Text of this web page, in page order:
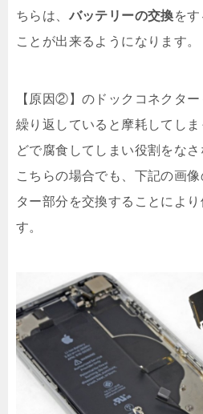
ちらは、 バッテリーの交換を
ことが出来るようになります。
【原因②】のドックコネクタ
繰り返していると摩耗してし
どで腐食してしまい役割をなさ
こちらの場合でも、下記の画
ター部分を交換することによ
す。